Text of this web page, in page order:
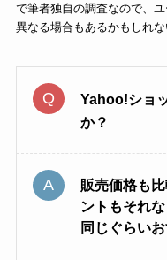
で筆者独自の調査なので、
異なる場合もあるかもしれな
Yahoo!ショ
か？
販売価格も
ントもそれ
同じぐらい